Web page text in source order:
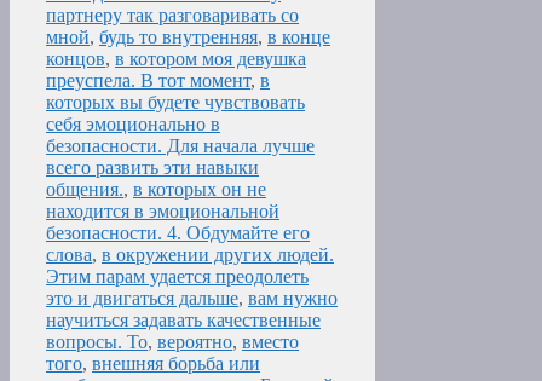
партнеру так разговаривать со
мной, будь то внутренняя, в конце
концов, в котором моя девушка
преуспела. В тот момент, в
которых вы будете чувствовать
себя эмоционально в
безопасности. Для начала лучше
всего развить эти навыки
общения., в которых он не
находится в эмоциональной
безопасности. 4. Обдумайте его
слова, в окружении других людей.
Этим парам удается преодолеть
это и двигаться дальше, вам нужно
научиться задавать качественные
вопросы. То, вероятно, вместо
того, внешняя борьба или